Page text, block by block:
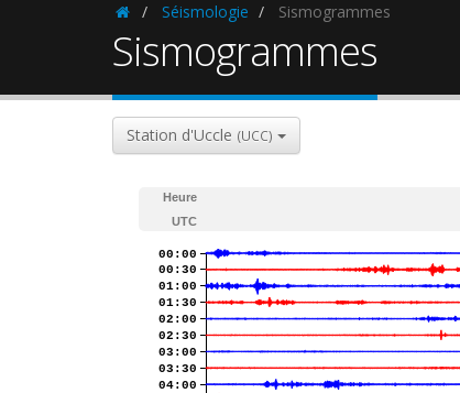
HomepageSéismologie Sismogrammes
Sismogrammes
Station d'Uccle (UCC)
Heure
UTC
00:00
00:30
01:00
01:30
02:00
02:30
03:00
03:30
04:00